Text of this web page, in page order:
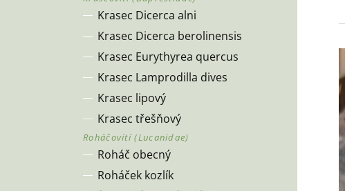
Krasec Dicerca alni
Krasec Dicerca berolinensis
Krasec Eurythyrea quercus
Krasec Lamprodilla dives
Krasec lipový
Krasec třešňový
Roháč obecný
Roháček kozlík